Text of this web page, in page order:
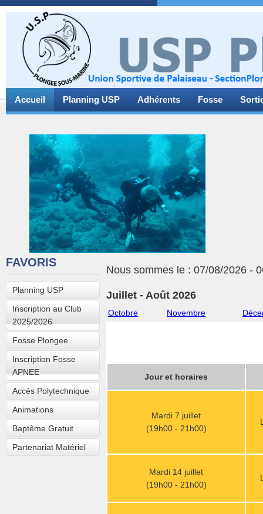
Accueil Planning USP Adhérents Fosse
FAVORIS
Planning USP
Inscription au Club
2025/2026
Fosse Plongee
Inscription Fosse
APNEE
Accès Polytechnique
Animations
Baptême Gratuit
Partenariat Matériel
Nous sommes le : 07/08/2026 -
Juillet - Août 2026
Octobre Novembre
Jour et horaires
Mardi 7 juillet
(19h00 - 21h00)
Mardi 14 juillet
(19h00 - 21h00)